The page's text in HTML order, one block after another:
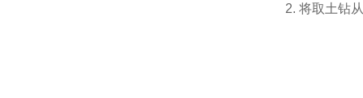
2. 将取土钻